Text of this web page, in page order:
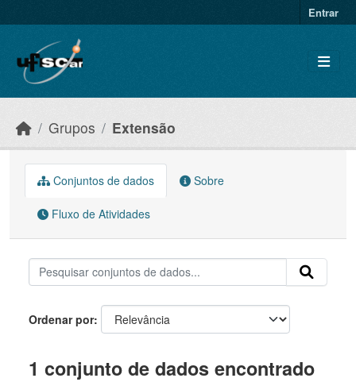
Entrar
Grupos Extensão
Conjuntos de dados Sobre
Fluxo de Atividades
Ordenar por
1 conjunto de dados encontrado